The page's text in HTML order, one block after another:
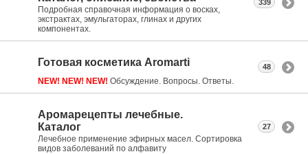
Подробная справочная информация о восках,
экстрактах, эмульгаторах, глинах и других
компонентах.
339
Готовая косметика Aromarti
NEW! NEW! NEW! Обсуждение. Вопросы. Ответы.
48
Аромарецепты лечебные.
Каталог
Лечебное применение эфирных масел. Сортировка
видов заболеваний по алфавиту
27